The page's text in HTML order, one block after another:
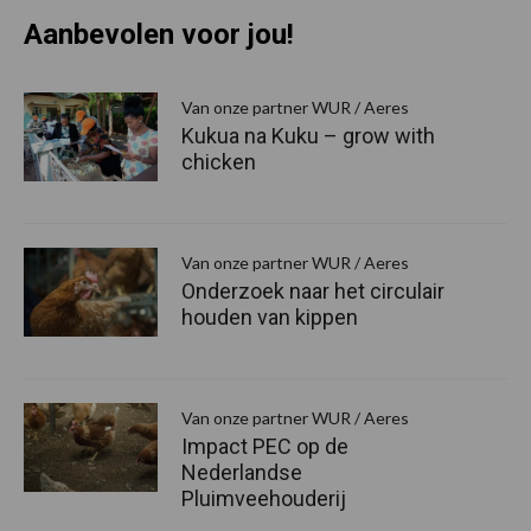
Aanbevolen voor jou!
Van onze partner WUR / Aeres
Kukua na Kuku – grow with
chicken
Van onze partner WUR / Aeres
Onderzoek naar het circulair
houden van kippen
Van onze partner WUR / Aeres
Impact PEC op de
Nederlandse
Pluimveehouderij